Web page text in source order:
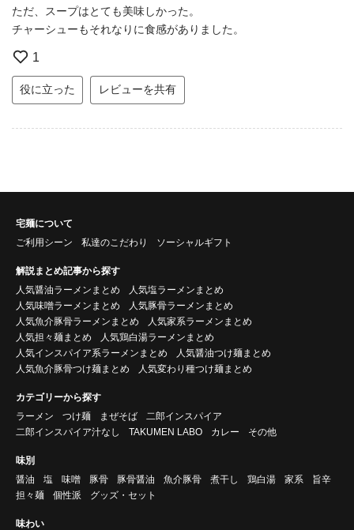
ただ、スープはとても美味しかった。
チャーシューもそれなりに食感がありました。
1
役に立った レビューを共有
宅麺について
ご利用シーン
私達のこだわり ソーシャルギフト
解説まとめ記事から探す
人気醤油ラーメンまとめ
人気塩ラーメンまとめ
人気味噌ラーメンまとめ
人気豚骨ラーメンまとめ
人気魚介豚骨ラーメンまとめ
人気家系ラーメンまとめ
人気担々麺まとめ
人気鶏白湯ラーメンまとめ
人気インスパイア系ラーメンまとめ
人気醤油つけ麺まとめ
人気魚介豚骨つけ麺まとめ
人気変わり種つけ麺まとめ
カテゴリーから探す
ラーメン
つけ麺 まぜそば
二郎インスパイア
二郎インスパイア汁なし
TAKUMEN LABO カレー その他
味別
醤油
塩 味噌 豚骨 豚骨醤油 魚介豚骨 煮干し 鶏白湯 家系
旨辛
担々麺
個性派 グッズ・セット
味わい